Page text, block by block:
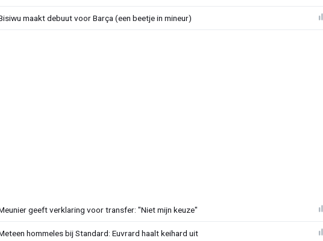
maakt debuut voor Barça (een beetje in mineur)
geeft verklaring voor transfer: "Niet mijn keuze"
hommeles bij Standard: Euvrard haalt keihard uit